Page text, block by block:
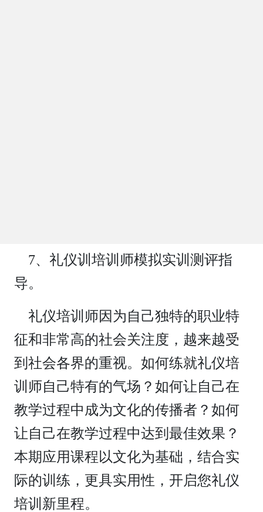
7、礼仪训培训师模拟实训测评指
导。
礼仪培训师因为自己独特的职业特
征和非常高的社会关注度，越来越受
到社会各界的重视。如何练就礼仪培
训师自己特有的气场？如何让自己在
教学过程中成为文化的传播者？如何
让自己在教学过程中达到最佳效果？
本期应用课程以文化为基础，结合实
际的训练，更具实用性，开启您礼仪
培训新里程。